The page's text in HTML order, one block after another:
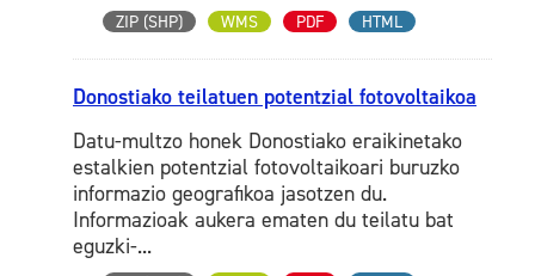
ZIP (SHP) WMS PDF HTML
Donostiako teilatuen potentzial fotovoltaikoa
Datu-multzo honek Donostiako eraikinetako
estalkien potentzial fotovoltaikoari buruzko
informazio geografikoa jasotzen du.
Informazioak aukera ematen du teilatu bat
eguzki-...